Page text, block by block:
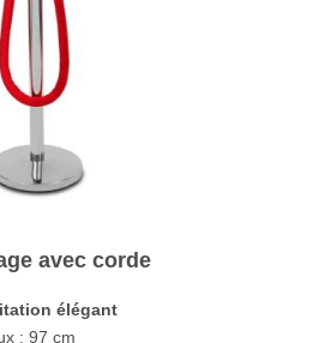
avec corde
élégant
: 97 cm